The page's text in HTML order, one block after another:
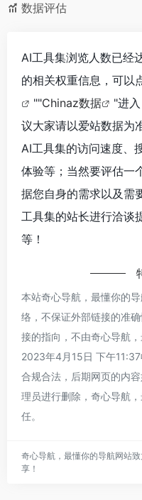
数据评估
AI工具集浏览人数已经
的相关权重信息，可以
""Chinaz数据
"进
议大家请以爱站数据为
AI工具集的访问速度、
体验等；当然要评估一
据您自身的需求以及需
工具集的站长进行洽谈
等！
本站奇心导航，最懂你的
络，不保证外部链接的准
接的指向，不由奇心导航
2023年4月15日 下午
合规合法，后期网页的内
理员进行删除，奇心导航
任。
奇心导航，最懂你的导航网站
享！